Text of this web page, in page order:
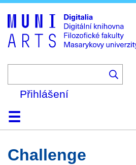
to
main
Přihlášení
DomůKolekce
Prohlížení
Vyhledávání
O platformě
Nápověda
Kontakt
Challenge